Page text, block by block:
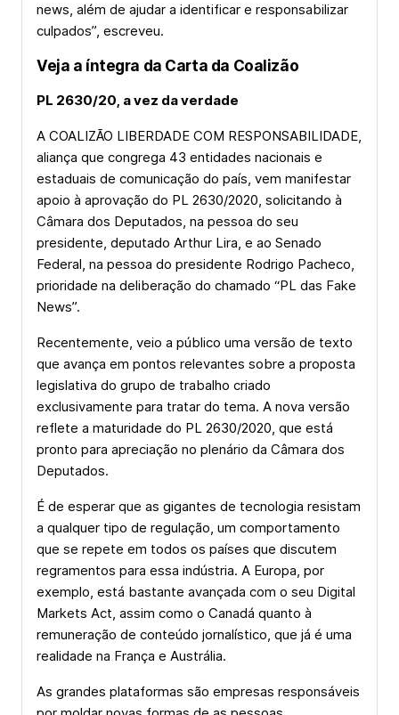
news, além de ajudar a identificar e responsabilizar
culpados”, escreveu.
Veja a íntegra da Carta da Coalizão
PL 2630/20, a vez da verdade
A COALIZÃO LIBERDADE COM RESPONSABILIDADE,
aliança que congrega 43 entidades nacionais e
estaduais de comunicação do país, vem manifestar
apoio à aprovação do PL 2630/2020, solicitando à
Câmara dos Deputados, na pessoa do seu
presidente, deputado Arthur Lira, e ao Senado
Federal, na pessoa do presidente Rodrigo Pacheco,
prioridade na deliberação do chamado “PL das Fake
News”.
Recentemente, veio a público uma versão de texto
que avança em pontos relevantes sobre a proposta
legislativa do grupo de trabalho criado
exclusivamente para tratar do tema. A nova versão
reflete a maturidade do PL 2630/2020, que está
pronto para apreciação no plenário da Câmara dos
Deputados.
É de esperar que as gigantes de tecnologia resistam
a qualquer tipo de regulação, um comportamento
que se repete em todos os países que discutem
regramentos para essa indústria. A Europa, por
exemplo, está bastante avançada com o seu Digital
Markets Act, assim como o Canadá quanto à
remuneração de conteúdo jornalístico, que já é uma
realidade na França e Austrália.
As grandes plataformas são empresas responsáveis